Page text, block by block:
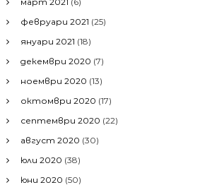
февруари 2021 (25)
януари 2021 (18)
декември 2020 (7)
ноември 2020 (13)
октомври 2020 (17)
септември 2020 (22)
август 2020 (30)
юли 2020 (38)
юни 2020 (50)